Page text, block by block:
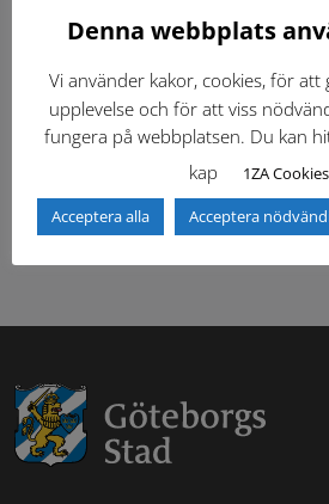
Dokumentbibliotek
Tidigare versioner
Denna webbplats
Vi använder kakor, cookies, för
upplevelse och för att viss
fungera på webbplatsen. Du kan
kap
1ZA Cookies
Acceptera alla Acceptera